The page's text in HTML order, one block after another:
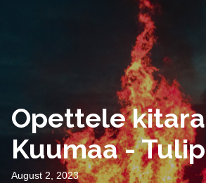
Opettele
Kuumaa -
August 2, 2023